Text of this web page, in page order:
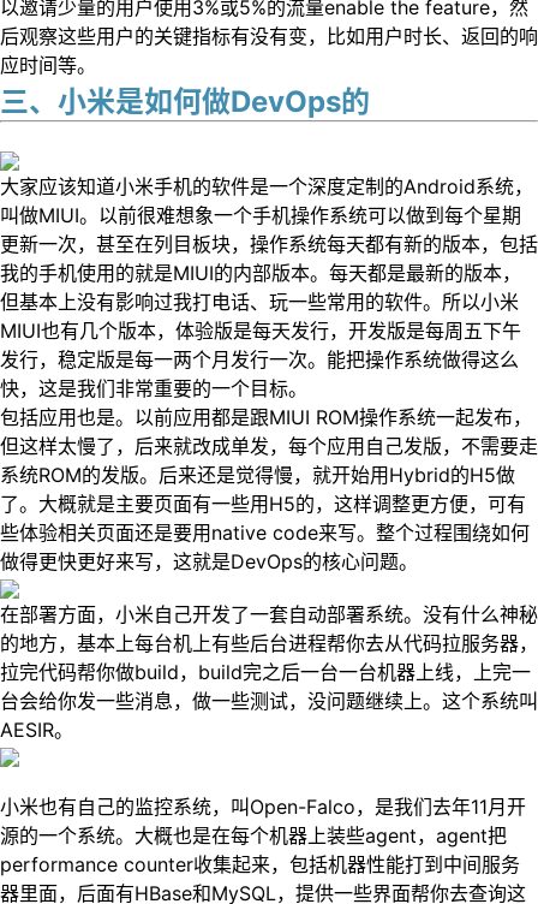
以邀请少量的用户使用3%或5%的流量enable the feature，然
后观察这些用户的关键指标有没有变，比如用户时长、返回的响
应时间等。
三、小米是如何做DevOps的
大家应该知道小米手机的软件是一个深度定制的Android系统，
叫做MIUI。以前很难想象一个手机操作系统可以做到每个星期
更新一次，甚至在列目板块，操作系统每天都有新的版本，包括
我的手机使用的就是MIUI的内部版本。每天都是最新的版本，
但基本上没有影响过我打电话、玩一些常用的软件。所以小米
MIUI也有几个版本，体验版是每天发行，开发版是每周五下午
发行，稳定版是每一两个月发行一次。能把操作系统做得这么
快，这是我们非常重要的一个目标。
包括应用也是。以前应用都是跟MIUI ROM操作系统一起发布，
但这样太慢了，后来就改成单发，每个应用自己发版，不需要走
系统ROM的发版。后来还是觉得慢，就开始用Hybrid的H5做
了。大概就是主要页面有一些用H5的，这样调整更方便，可有
些体验相关页面还是要用native code来写。整个过程围绕如何
做得更快更好来写，这就是DevOps的核心问题。
在部署方面，小米自己开发了一套自动部署系统。没有什么神秘
的地方，基本上每台机上有些后台进程帮你去从代码拉服务器，
拉完代码帮你做build，build完之后一台一台机器上线，上完一
台会给你发一些消息，做一些测试，没问题继续上。这个系统叫
AESIR。
小米也有自己的监控系统，叫Open-Falco，是我们去年11月开
源的一个系统。大概也是在每个机器上装些agent，agent把
performance counter收集起来，包括机器性能打到中间服务
器里面，后面有HBase和MySQL，提供一些界面帮你去查询这